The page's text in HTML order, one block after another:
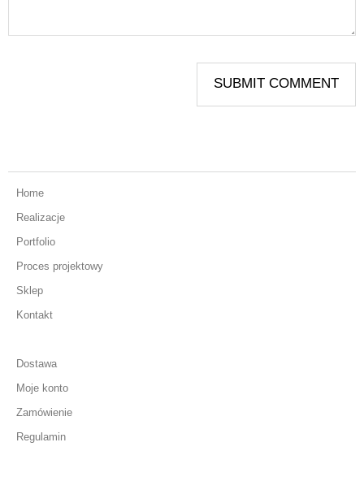
Home
Realizacje
Portfolio
Proces projektowy
Sklep
Kontakt
Dostawa
Moje konto
Zamówienie
Regulamin